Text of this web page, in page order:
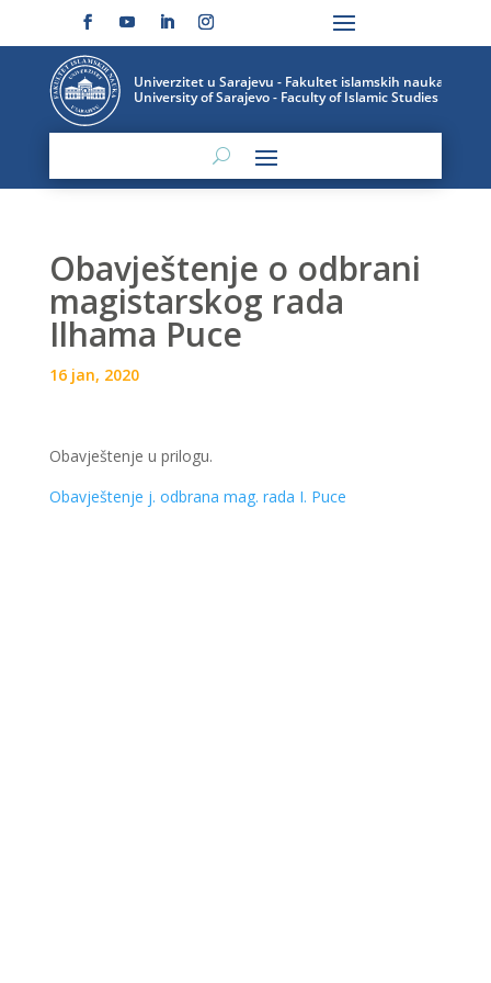
Obavještenje o odbrani
magistarskog rada
Ilhama Puce
16 jan, 2020
Obavještenje u prilogu.
Obavještenje j. odbrana mag. rada I. Puce